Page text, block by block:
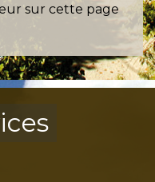
sur cette page